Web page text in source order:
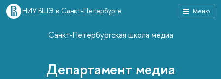
Меню
НИУ ВШЭ в Санкт-Петербурге
Санкт-Петербургская школа медиа
Департамент медиа